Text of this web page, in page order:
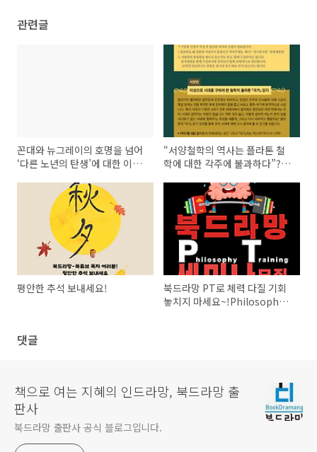
관련글
꼰대와 뉴그레이의 호명을 넘어
‘다른 노년의 탄생’에 대한 이야
가 열립니다(오프라인, 서울 정
“서양철학의 역사는 플라톤 철
학에 대한 각주에 불과하다”?―
『국가』 강독-강의
평안한 추석 보내세요!
북드라망 PT로 체력 다질 기회
놓치지 마세요~!Philosophy
댓글
책으로 여는 지혜의 인드라망, 북드라망 출
판사
북드라망 출판사 공식 블로그입니다.